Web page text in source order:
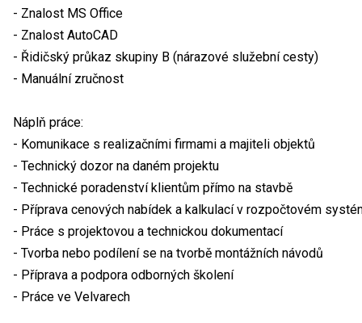
- Znalost MS Office
- Znalost AutoCAD
- Řidičský průkaz skupiny B (nárazové služební cesty)
- Manuální zručnost
Náplň práce:
- Komunikace s realizačními firmami a majiteli objektů
- Technický dozor na daném projektu
- Technické poradenství klientům přímo na stavbě
- Příprava cenových nabídek a kalkulací v rozpočtovém
- Práce s projektovou a technickou dokumentací
- Tvorba nebo podílení se na tvorbě montážních návodů
- Příprava a podpora odborných školení
- Práce ve Velvarech